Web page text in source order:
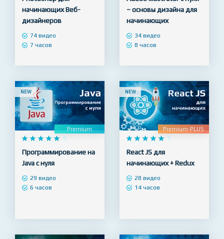
Premium
    
     4.8
Photoshop для
начинающих Веб-
дизайнеров
Premium
    
     5
Adobe Illustrator с нуля
– основы дизайна для
начинающих
NEW
    
    
Программирование на
Java с нуля
NEW
    
     5
React JS для
начинающих + Redux